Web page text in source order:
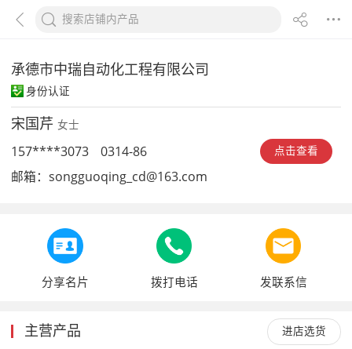
承德市中瑞自动化工程有限公司
身份认证
宋国芹 女士
点击查看
157****3073
0314-86
邮箱： songguoqing_cd@163.com
分享名片 拨打电话 发联系信
进店选货
主营产品